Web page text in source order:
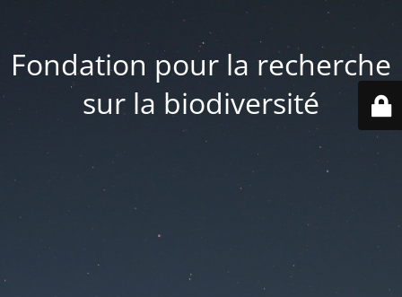
Fondation pour la recherche
sur la biodiversité